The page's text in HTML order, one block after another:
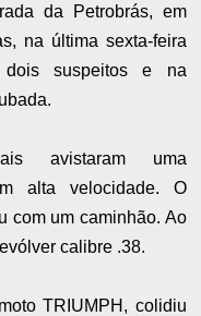
da Petrobrás, em
na última sexta-feira
suspeitos e na
avistaram uma
alta velocidade. O
com um caminhão. Ao
calibre .38.
TRIUMPH, colidiu